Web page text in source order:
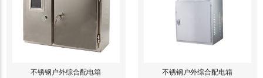
不锈钢户外综合配电箱 不锈钢户外综合配电箱